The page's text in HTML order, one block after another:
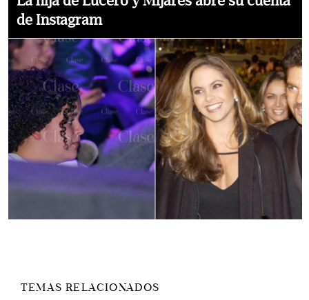
de Instagram
TEMAS RELACIONADOS